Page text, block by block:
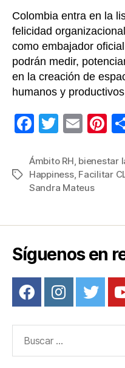
Colombia entra en la
felicidad
como embajador
podrán medir,
en la creación de
humanos y
F
c
e
o
k
T
tt
er
E
ail
Pi
er
e
Etiquetas
Ámbito RH, bienestar
Happiness, Facilitar
Sandra Mateus
Síguenos en